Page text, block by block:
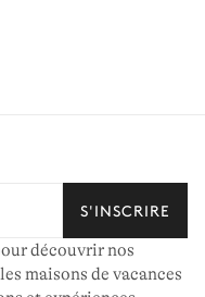
S'INSCRIRE
découvrir nos
maisons de vacances